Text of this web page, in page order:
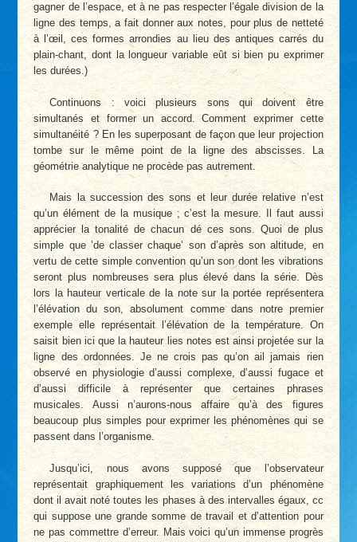
gagner de l’espace, et à ne pas respecter l’égale division de la
ligne des temps, a fait donner aux notes, pour plus de netteté
à l’œil, ces formes arrondies au lieu des antiques carrés du
plain-chant, dont la longueur variable eût si bien pu exprimer
les durées.)
Continuons : voici plusieurs sons qui doivent être
simultanés et former un accord. Comment exprimer cette
simultanéité ? En les superposant de façon que leur projection
tombe sur le même point de la ligne des abscisses. La
géométrie analytique ne procède pas autrement.
Mais la succession des sons et leur durée relative n’est
qu’un élément de la musique ; c’est la mesure. Il faut aussi
apprécier la tonalité de chacun dé ces sons. Quoi de plus
simple que ’de classer chaque’ son d’après son altitude, en
vertu de cette simple convention qu’un son dont les vibrations
seront plus nombreuses sera plus élevé dans la série. Dès
lors la hauteur verticale de la note sur la portée représentera
l’élévation du son, absolument comme dans notre premier
exemple elle représentait l’élévation de la température. On
saisit bien ici que la hauteur lies notes est ainsi projetée sur la
ligne des ordonnées. Je ne crois pas qu’on ail jamais rien
observé en physiologie d’aussi complexe, d’aussi fugace et
d’aussi difficile à représenter que certaines phrases
musicales. Aussi n’aurons-nous affaire qu’à des figures
beaucoup plus simples pour exprimer les phénomènes qui se
passent dans l’organisme.
Jusqu’ici, nous avons supposé que l’observateur
représentait graphiquement les variations d’un phénomène
dont il avait noté toutes les phases à des intervalles égaux, cc
qui suppose une grande somme de travail et d’attention pour
ne pas commettre d’erreur. Mais voici qu’un immense progrès